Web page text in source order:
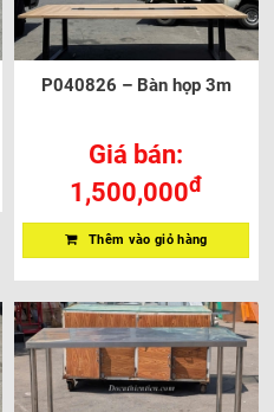
P040826 – Bàn họp 3m
Giá bán:
1,500,000đ
Thêm vào giỏ hàng